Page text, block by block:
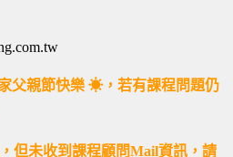
父親節快樂 ☀，若有課程問題仍
但未收到課程顧問Mail資訊，請